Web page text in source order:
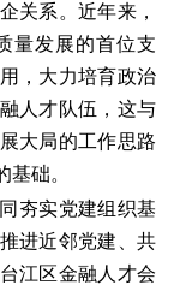
关系。近年来，
量发展的首位支
，大力培育政治
人才队伍，这与
大局的工作思路
础。
夯实党建组织基
进近邻党建、共
江区金融人才会